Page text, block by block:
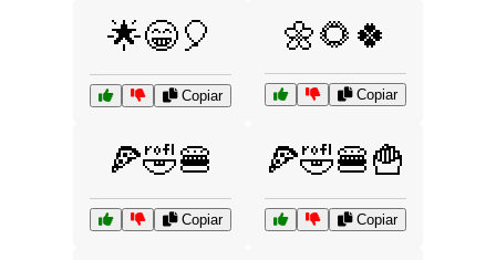
🌟😁🎈
Copiar
🌼🌻🍀
Copiar
🍕🤣🍔
Copiar
🍕🤣🍔🍟
Copiar